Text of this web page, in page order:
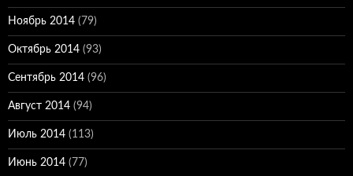
Ноябрь 2014 (79)
Октябрь 2014 (93)
Сентябрь 2014 (96)
Август 2014 (94)
Июль 2014 (113)
Июнь 2014 (77)